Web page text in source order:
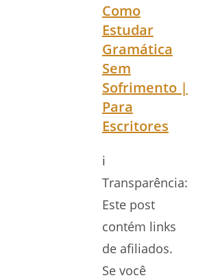
Como
Estudar
Gramática
Sem
Sofrimento |
Para
Escritores
ℹ️
Transparência:
Este post
contém links
de afiliados.
Se você